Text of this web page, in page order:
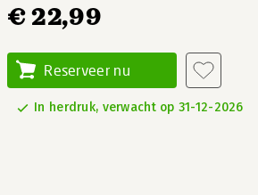
€ 22,99
Reserveer nu
In herdruk, verwacht op 31-12-2026